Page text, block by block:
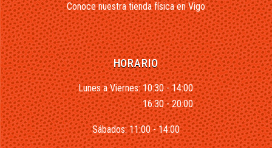
Conoce nuestra tienda física en Vigo
HORARIO
Lunes a Viernes: 10:30 - 14:00
16:30 - 20:00
Sábados: 11:00 - 14:00